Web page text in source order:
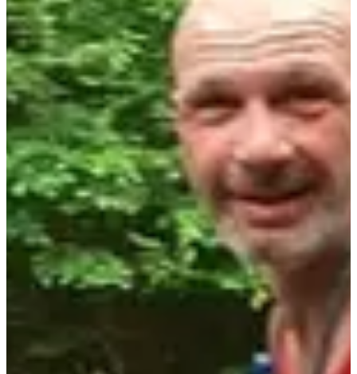
Dates d'inscription
Pas encore communiquées
Plus d'info
Plus d'info
Date à confirmer
Trail le faon 2 km
2
09:15
Trail
Trail découverte